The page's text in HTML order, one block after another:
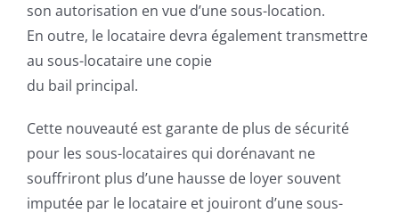
son autorisation en vue d’une sous-location.
En outre, le locataire devra également transmettre
au sous-locataire une copie
du bail principal.
Cette nouveauté est garante de plus de sécurité
pour les sous-locataires qui dorénavant ne
souffriront plus d’une hausse de loyer souvent
imputée par le locataire et jouiront d’une sous-